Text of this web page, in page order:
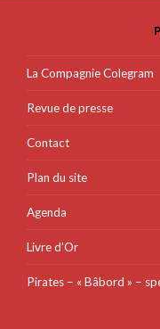
La Compagnie Colegram
Revue de presse
Contact
Plan du site
Agenda
Livre d’Or
Pirates – « Bâbord » –